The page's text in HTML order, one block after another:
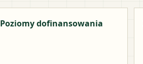
Poziomy dofinansowania